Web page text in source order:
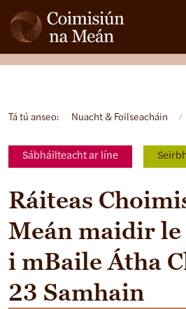
Tá tú anseo: Nuacht & Foilseacháin /
Sábháilteacht ar líne
Ráiteas
Meán maidir
i mBaile Átha
23 Samhain
Open side menu